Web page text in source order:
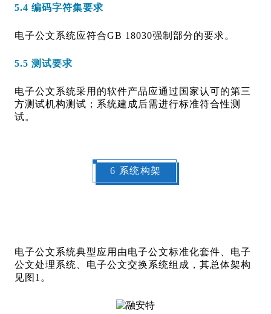
5.4 编码字符集要求
电子公文系统应符合GB 18030强制部分的要求。
5.5 测试要求
电子公文系统采用的软件产品应通过国家认可的第三
方测试机构测试；系统建成后需进行标准符合性测
试。
6 系统构架
电子公文系统典型应用由电子公文标准化套件、电子
公文处理系统、电子公文交换系统组成，其总体架构
见图1。